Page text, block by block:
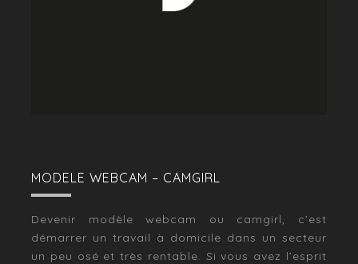
MODELE WEBCAM – CAMGIRL
Devenir modèle webcam ou camgirl, c’est
démarrer un travail à domicile dans un secteur
un peu osé et très rentable. Si vous avez l’esprit